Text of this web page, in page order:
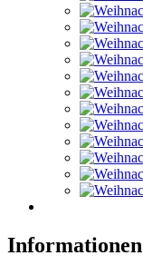
Informationen